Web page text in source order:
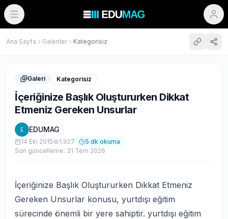
Ana Sayfa Galeriler Kategorisiz
Galeri Kategorisiz
İçeriğinize Başlık Oluştururken Dikkat
Etmeniz Gereken Unsurlar
E EDUMAG
14 Eki 2015 1.927 5 dk okuma
Son güncelleme: 31 Tem 2026
İçeriğinize Başlık Oluştururken Dikkat Etmeniz
Gereken Unsurlar konusu, yurtdışı eğitim
sürecinde önemli bir yere sahiptir. yurtdışı eğitim